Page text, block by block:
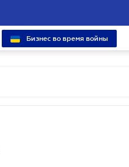
Бизнес во время войны